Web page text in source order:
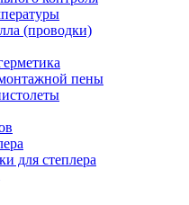
(проводки)
пены
для степлера